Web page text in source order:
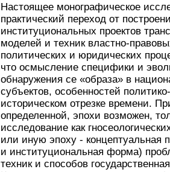
Настоящее монографическое
практический переход от
институциональных проектов
моделей и техник властно-
политических и юридических
что осмысление специфики и
обнаружения се «образа» в
субъектов, особенностей
историческом отрезке времени.
определенной, эпохи возможен,
исследование как
или иную эпоху - концептуальная
и институциональная форма)
техник и способов